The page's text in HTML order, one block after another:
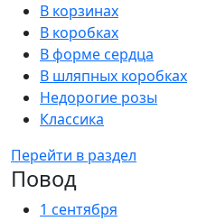
В корзинах
В коробках
В форме сердца
В шляпных коробках
Недорогие розы
Классика
Перейти в раздел
Повод
1 сентября